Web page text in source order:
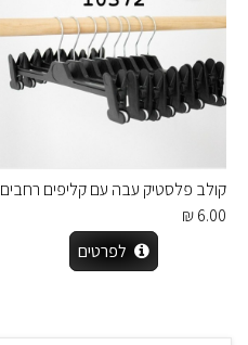
קולב פלסטיק עבה עם קליפים רחבים
6.00 ₪
לפרטים